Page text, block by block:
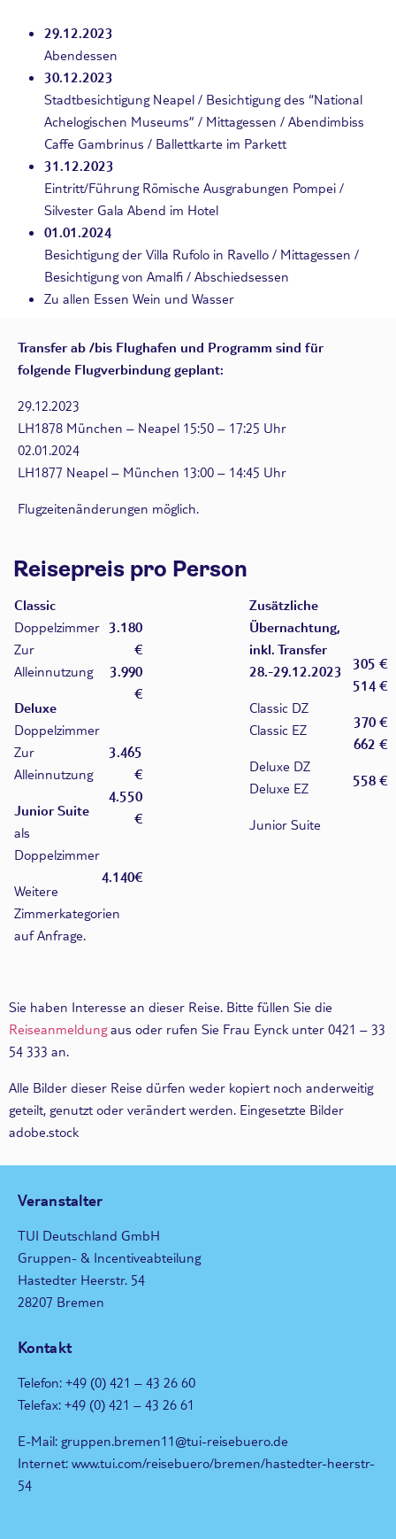
29.12.2023
Abendessen
30.12.2023
Stadtbesichtigung Neapel / Besichtigung des “National
Achelogischen Museums” / Mittagessen / Abendimbiss
Caffe Gambrinus / Ballettkarte im Parkett
31.12.2023
Eintritt/Führung Römische Ausgrabungen Pompei /
Silvester Gala Abend im Hotel
01.01.2024
Besichtigung der Villa Rufolo in Ravello / Mittagessen /
Besichtigung von Amalfi / Abschiedsessen
Zu allen Essen Wein und Wasser
Transfer ab /bis Flughafen und Programm sind für
folgende Flugverbindung geplant:
29.12.2023
LH1878 München – Neapel 15:50 – 17:25 Uhr
02.01.2024
LH1877 Neapel – München 13:00 – 14:45 Uhr
Flugzeitenänderungen möglich.
Reisepreis pro Person
Classic
Doppelzimmer
Zur
Alleinnutzung
Deluxe
Doppelzimmer
Zur
Alleinnutzung
Junior Suite
als
Doppelzimmer
Weitere
Zimmerkategorien
auf Anfrage.
3.180
€
3.990
€
3.465
€
4.550
€
4.140€
Zusätzliche
Übernachtung,
inkl. Transfer
28.-29.12.2023
Classic DZ
Classic EZ
Deluxe DZ
Deluxe EZ
Junior Suite
305 €
514 €
370 €
662 €
558 €
Sie haben Interesse an dieser Reise. Bitte füllen Sie die
Reiseanmeldungaus oder rufen Sie Frau Eynck unter 0421 – 33
54 333 an.
Alle Bilder dieser Reise dürfen weder kopiert noch anderweitig
geteilt, genutzt oder verändert werden. Eingesetzte Bilder
adobe.stock
Veranstalter
TUI Deutschland GmbH
Gruppen- & Incentiveabteilung
Hastedter Heerstr. 54
28207 Bremen
Kontakt
Telefon: +49 (0) 421 – 43 26 60
Telefax: +49 (0) 421 – 43 26 61
E-Mail: gruppen.bremen11@tui-reisebuero.de
Internet: www.tui.com/reisebuero/bremen/hastedter-heerstr-
54